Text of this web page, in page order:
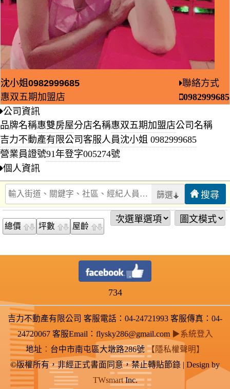
沈小姐
沈小姐0982999685
惠双五期加盟店
聯絡方式
0982999685
公司資訊
品牌名稱惠雙房屋分店名稱惠双五期加盟店公司名稱
吉力不動產有限公司客服人員沈小姐 0982999685
營業員證號91年登字005274號
個人資訊
篩選
總價 坪數 屋齡
734
吉力不動產有限公司 客服電話：04-24721993 客服傳真：04-
24720067 客服Email：flysky286@gmail.com ▶系統登入
地址 ： 台中市南屯區大墩路286號 【隱私權聲明】
©版權所有，非經正式書面同意，禁止轉貼節錄 | Design by
TWsmartInc.